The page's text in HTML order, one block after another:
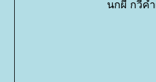
นกผี กวีค